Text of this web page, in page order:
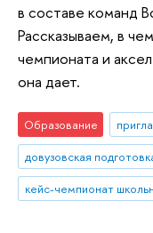
в составе команд
Рассказываем, в
чемпионата и
она дает.
Образование
довузовская